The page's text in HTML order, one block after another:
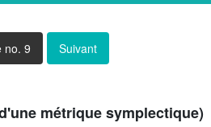
no. 9 Suivant
métrique symplectique)